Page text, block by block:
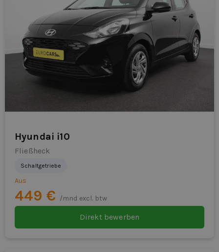
Hyundai i10
Fließheck
Schaltgetriebe
Aus
449 € /mnd excl. btw
Direkt bewerben